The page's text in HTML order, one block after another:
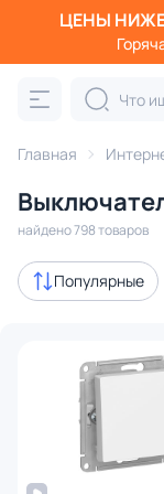
ЦЕНЫ
Главная
найдено 798 товаров
Популярные
Категория:
диммеры
В наличии 640